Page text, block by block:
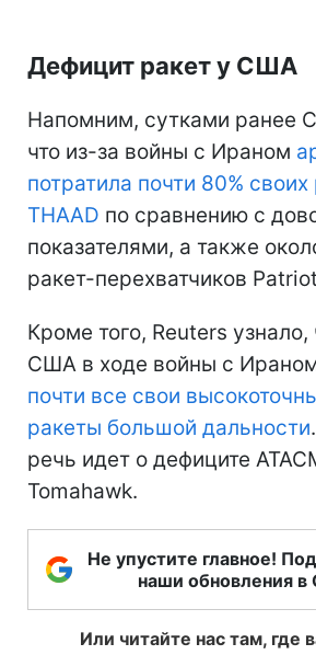
Дефицит ракет у США
Напомним, сутками ранее
что из-за войны с Ираном
потратила почти 80%
THAAD по сравнению с
показателями, а также
ракет-перехватчиков
Кроме того, Reuters узнало,
США в ходе войны с
почти все свои
ракеты большой дальности
речь идет о дефиците
Tomahawk.
Не упустите главное!
наши обновления в
Или читайте нас там, где